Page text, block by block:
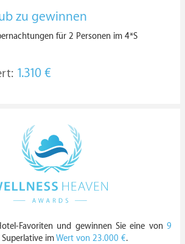
zu gewinnen
für 2 Personen im 4*S
1.310 €
Favoriten und gewinnen Sie eine von 9
imWert von 23.000 €.